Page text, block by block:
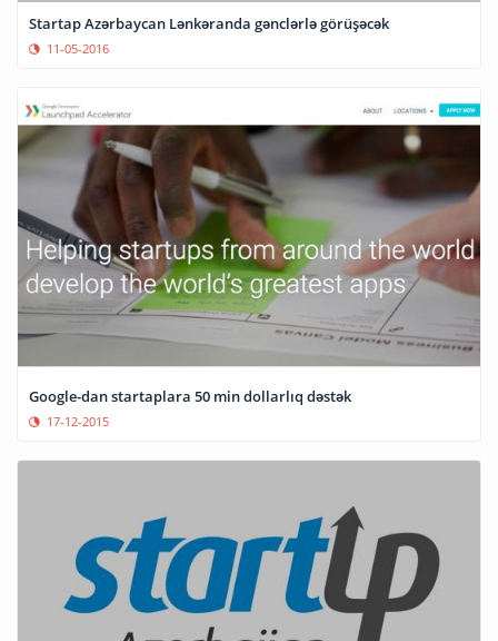
Startap Azərbaycan Lənkəranda gənclərlə görüşəcək
11-05-2016
Google-dan startaplara 50 min dollarlıq dəstək
17-12-2015